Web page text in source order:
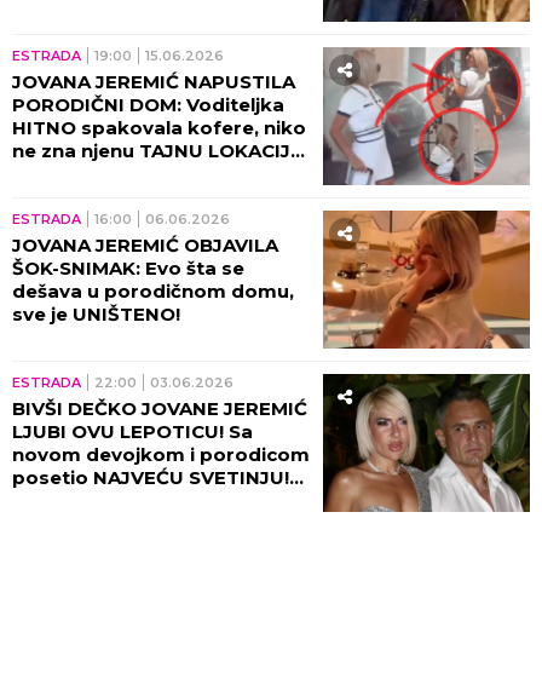
ESTRADA 19:00 15.06.2026
JOVANA JEREMIĆ NAPUSTILA
PORODIČNI DOM: Voditeljka
HITNO spakovala kofere, niko
ne zna njenu TAJNU LOKACIJU,
ESTRADA 16:00 06.06.2026
JOVANA JEREMIĆ OBJAVILA
ŠOK-SNIMAK: Evo šta se
dešava u porodičnom domu,
sve je UNIŠTENO!
ESTRADA 22:00 03.06.2026
BIVŠI DEČKO JOVANE JEREMIĆ
LJUBI OVU LEPOTICU! Sa
novom devojkom i porodicom
posetio NAJVEĆU SVETINJU!